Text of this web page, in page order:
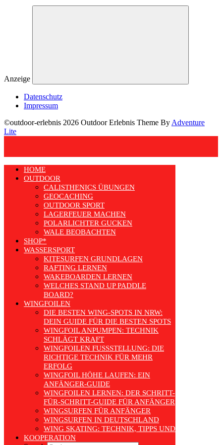
Anzeige
Datenschutz
Impressum
©outdoor-erlebnis 2026 Outdoor Erlebnis Theme By Adventure
Lite
HOME
OUTDOOR
CALISTHENICS ÜBUNGEN
GEOCACHING
OUTDOOR SPORT
LAGERFEUER MACHEN
POLARLICHTER GUCKEN
WALE BEOBACHTEN
SHOP*
WASSERSPORT
KITESURFEN GRUNDLAGEN
RAFTING LERNEN
WAKEBOARDEN LERNEN
WELCHES STAND UP PADDLE
BOARD?
WINGFOILEN
DIE BESTEN WING-SPOTS IN NRW:
DEIN GUIDE FÜR DIE BESTEN SPOTS
WINGFOIL ANPUMPEN: TECHNIK
SCHLÄGT KRAFT
WINGFOILEN FUSSSTELLUNG: DIE R
ICHTIGE TECHNIK FÜR MEHR E
RFOLG
WINGFOIL HÖHE LAUFEN: EIN
ANFÄNGER-GUIDE
WINGFOILEN LERNEN: DER SCHRITT-
FÜR-SCHRITT-GUIDE FÜR ANFÄNGER
WINGSURFEN FÜR ANFÄNGER
WINGSURFEN IN DEUTSCHLAND
WING SKATING: TECHNIK, TIPPS UND TRENDS
KOOPERATION